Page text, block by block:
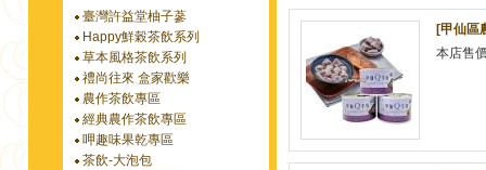
臺灣許益堂柚子蔘
Happy鮮榖茶飲系列
草本風格茶飲系列
禮尚往來 盒家歡樂
農作茶飲專區
經典農作茶飲專區
呷趣味果乾專區
茶飲-大泡包
[甲仙區
本店售